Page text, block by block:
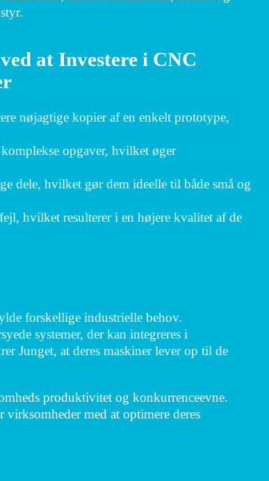
at Investere i CNC
nøjagtige kopier af en enkelt prototype,
opgaver, hvilket øger
dele, hvilket gør dem ideelle til både små og
hvilket resulterer i en højere kvalitet af de
forskellige industrielle behov.
systemer, der kan integreres i
Junget, at deres maskiner lever op til de
produktivitet og konkurrenceevne.
med at optimere deres